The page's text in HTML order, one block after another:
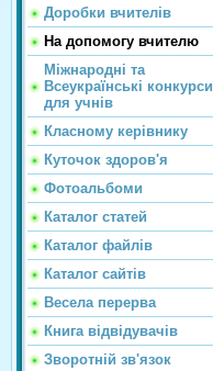
Доробки вчителів
На допомогу вчителю
Міжнародні та
Всеукраїнські конкурси
для учнів
Класному керівнику
Куточок здоров'я
Фотоальбоми
Каталог статей
Каталог файлів
Каталог сайтiв
Весела перерва
Книга відвідувачів
Зворотній зв'язок